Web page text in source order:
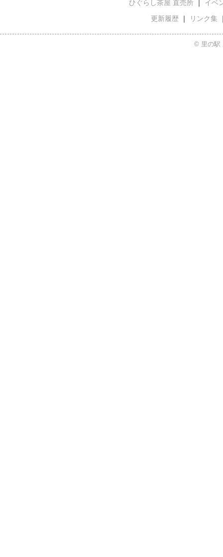
ひぐらし茶屋 直売所
イベ
更新履歴 ｜ リンク集
© 里の駅